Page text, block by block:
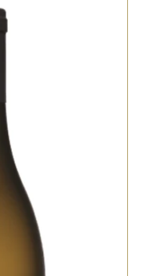
qui donne un
très minéral.
de pierre à
La bouche
une grande